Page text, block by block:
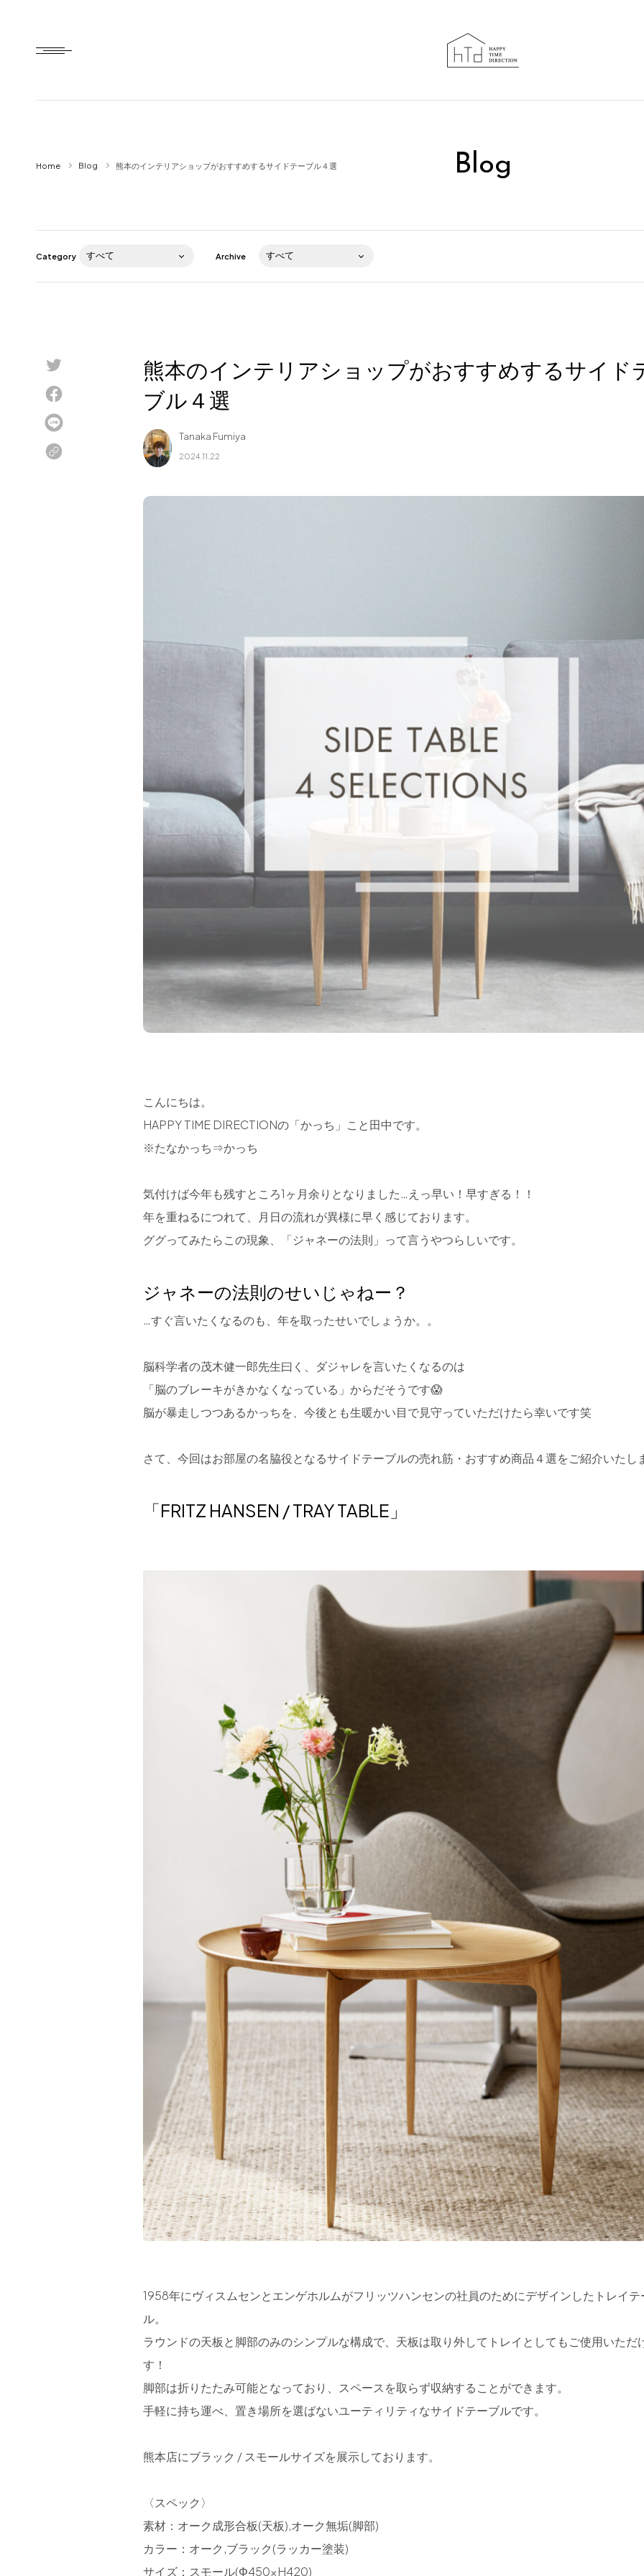
HTD style
Item
Brand
About us
Recruit
Contact
0965-52-0323
Blog
Home Blog 熊本のインテリアショップがおすすめするサイドテーブル４選
Category Archive
熊本のインテリアショップがおすすめするサイド
ブル４選
Tanaka Fumiya
2024.11.22
こんにちは。
HAPPY TIME DIRECTIONの「かっち」こと田中です。
※たなかっち⇒かっち
気付けば今年も残すところ1ヶ月余りとなりました…えっ早い！早すぎる！！
年を重ねるにつれて、月日の流れが異様に早く感じております。
ググってみたらこの現象、「ジャネーの法則」って言うやつらしいです。
ジャネーの法則のせいじゃねー？
…すぐ言いたくなるのも、年を取ったせいでしょうか。。
脳科学者の茂木健一郎先生曰く、ダジャレを言いたくなるのは
「脳のブレーキがきかなくなっている」からだそうです😱
脳が暴走しつつあるかっちを、今後とも生暖かい目で見守っていただけたら幸いです笑
さて、今回はお部屋の名脇役となるサイドテーブルの売れ筋・おすすめ商品４選をご紹介いたし
「FRITZ HANSEN / TRAY TABLE」
1958年にヴィスムセンとエンゲホルムがフリッツハンセンの社員のためにデザインしたトレイテ
ル。
ラウンドの天板と脚部のみのシンプルな構成で、天板は取り外してトレイとしてもご使用いただ
す！
脚部は折りたたみ可能となっており、スペースを取らず収納することができます。
手軽に持ち運べ、置き場所を選ばないユーティリティなサイドテーブルです。
熊本店にブラック / スモールサイズを展示しております。
〈スペック〉
素材：オーク成形合板(天板),オーク無垢(脚部)
カラー：オーク,ブラック(ラッカー塗装)
サイズ：スモール(Φ450×H420)